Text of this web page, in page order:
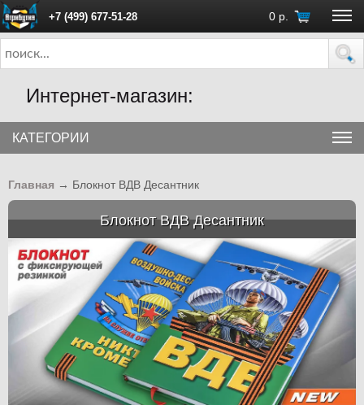
+7 (499) 677-51-28 0 р.
ПН - ПТ с 10:00 до 18:00 (Москва)
Интернет-магазин:
КАТЕГОРИИ
Главная → Блокнот ВДВ Десантник
Блокнот ВДВ Десантник